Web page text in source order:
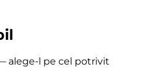
alege-l pe cel potrivit